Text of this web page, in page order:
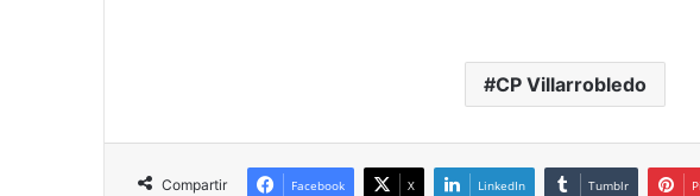
CP Villarrobledo
Compartir Facebook X LinkedIn Tumblr